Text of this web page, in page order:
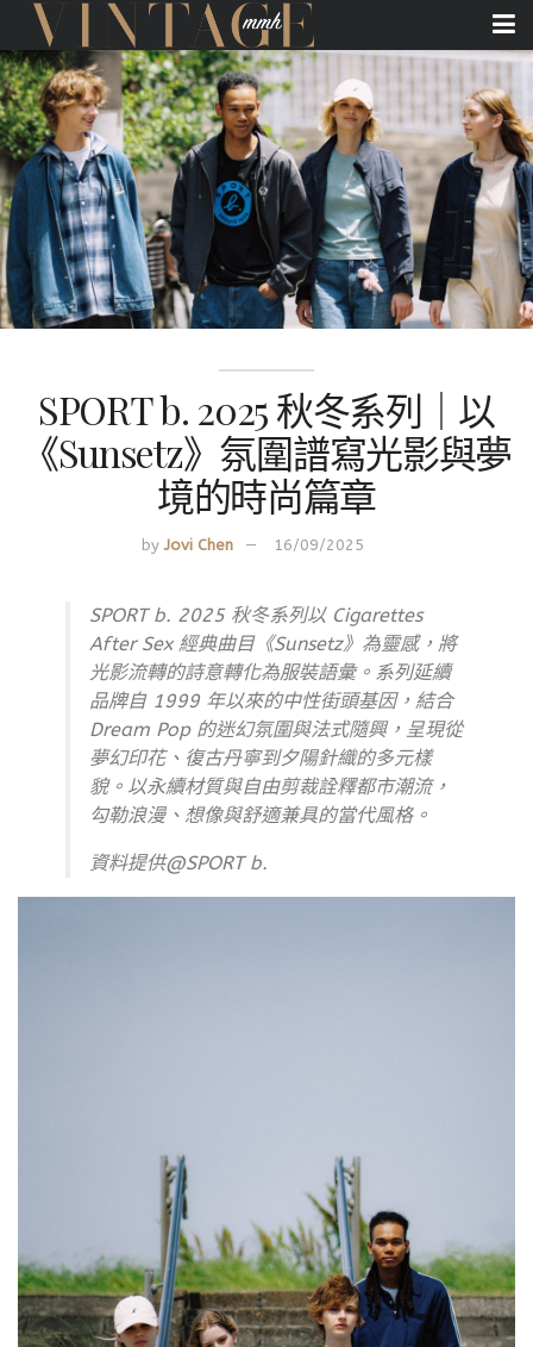
SPORT b. 2025 秋冬系列｜以
《Sunsetz》氛圍譜寫光影與夢
境的時尚篇章
by Jovi Chen 16/09/2025
SPORT b. 2025 秋冬系列以 Cigarettes
After Sex 經典曲目《Sunsetz》為靈感，將
光影流轉的詩意轉化為服裝語彙。系列延續
品牌自 1999 年以來的中性街頭基因，結合
Dream Pop 的迷幻氛圍與法式隨興，呈現從
夢幻印花、復古丹寧到夕陽針織的多元樣
貌。以永續材質與自由剪裁詮釋都市潮流，
勾勒浪漫、想像與舒適兼具的當代風格。
資料提供@SPORT b.